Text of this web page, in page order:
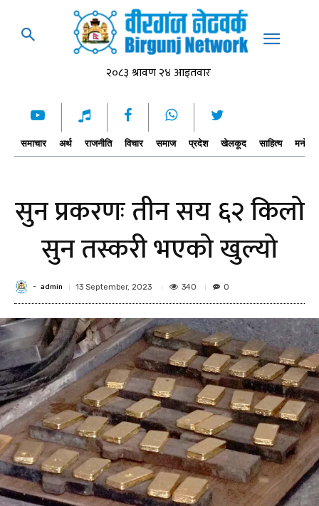
समाचार अर्थ राजनीति विचार समाज प्रदेश खेलकूद साहित्य
सुन प्रकरणः तीन सय ६२ किलो
सुन तस्करी भएको खुल्यो
- admin 13 September, 2023 340 0